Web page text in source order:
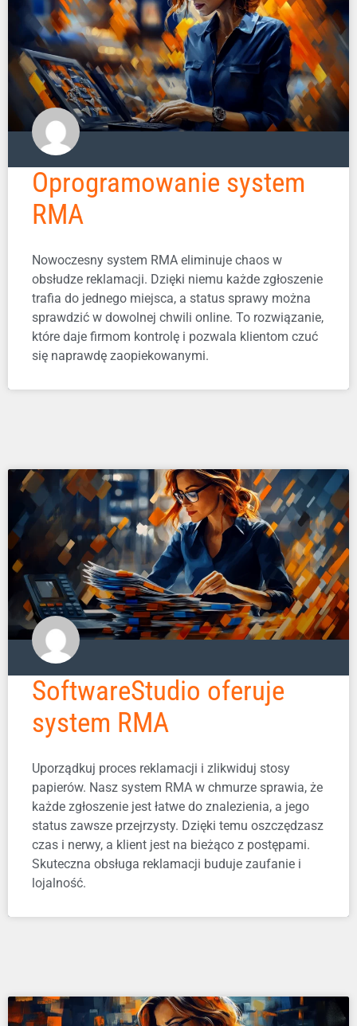
Oprogramowanie system
RMA
Nowoczesny system RMA eliminuje chaos w
obsłudze reklamacji. Dzięki niemu każde zgłoszenie
trafia do jednego miejsca, a status sprawy można
sprawdzić w dowolnej chwili online. To rozwiązanie,
które daje firmom kontrolę i pozwala klientom czuć
się naprawdę zaopiekowanymi.
SoftwareStudio oferuje
system RMA
Uporządkuj proces reklamacji i zlikwiduj stosy
papierów. Nasz system RMA w chmurze sprawia, że
każde zgłoszenie jest łatwe do znalezienia, a jego
status zawsze przejrzysty. Dzięki temu oszczędzasz
czas i nerwy, a klient jest na bieżąco z postępami.
Skuteczna obsługa reklamacji buduje zaufanie i
lojalność.